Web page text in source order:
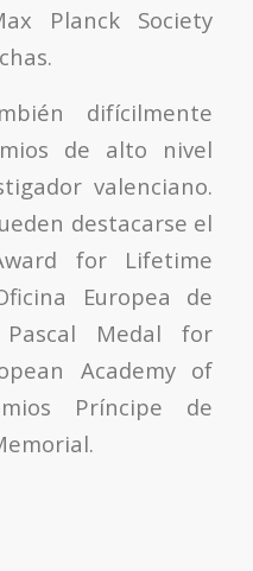
Planck Society
difícilmente
de alto nivel
valenciano.
destacarse el
for Lifetime
Europea de
Medal for
Academy of
Príncipe de